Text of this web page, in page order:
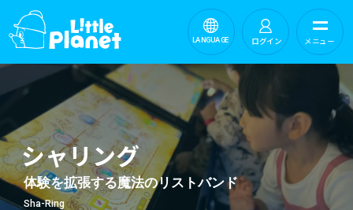
ログイン
LANGUAGE メニュー
シャリング
体験を拡張する魔法のリストバンド
Sha-Ring